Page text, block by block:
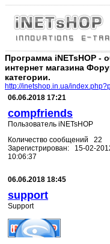
Программа iNETsHOP -
интернет магазина
категории.
http://inetshop.in.ua/
06.06.2018 17:21
compfriends
Пользователь iNETsHOP
Количество сообщений 22
Зарегистрирован: 15-02-
10:06:37
06.06.2018 18:45
support
Support